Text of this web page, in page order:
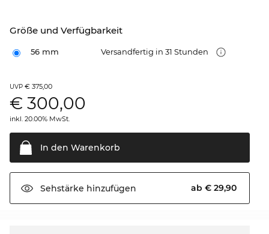
Größe und Verfügbarkeit
56 mm Versandfertig in 31 Stunden
UVP € 375,00
€ 300,00
inkl. 20.00% MwSt.
In den Warenkorb
Sehstärke hinzufügen ab € 29,90